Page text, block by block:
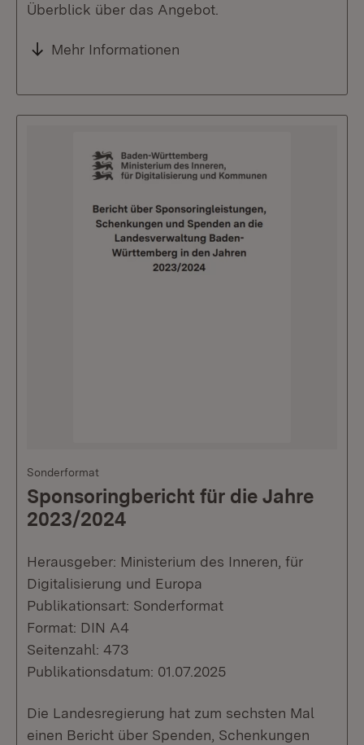
Überblick über das Angebot.
Mehr Informationen
Sonderformat
Sponsoringbericht für die Jahre
2023/2024
Herausgeber: Ministerium des Inneren, für
Digitalisierung und Europa
Publikationsart: Sonderformat
Format: DIN A4
Seitenzahl: 473
Publikationsdatum: 01.07.2025
Die Landesregierung hat zum sechsten Mal
einen Bericht über Spenden, Schenkungen